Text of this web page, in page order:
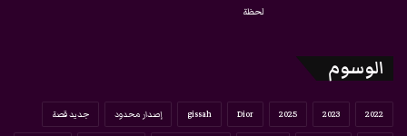
الوسوم
2022
2023
2025
Dior
gissah إصدار محدود جديد قصة